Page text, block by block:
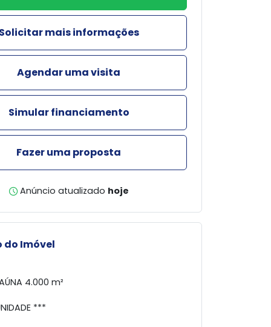
Solicitar mais informações
Agendar uma visita
Simular financiamento
Fazer uma proposta
Anúncio atualizado hoje
do Imóvel
4.000 m²
***